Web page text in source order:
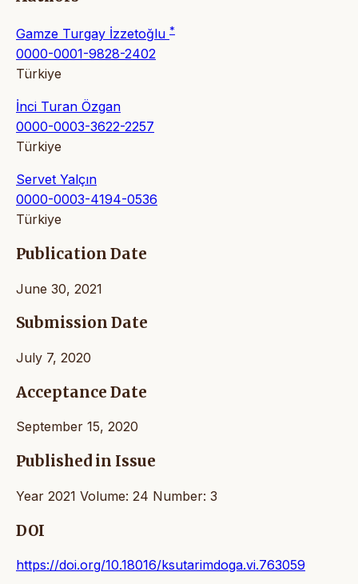
Gamze Turgay İzzetoğlu *
0000-0001-9828-2402
Türkiye
İnci Turan Özgan
0000-0003-3622-2257
Türkiye
Servet Yalçın
0000-0003-4194-0536
Türkiye
Publication Date
June 30, 2021
Submission Date
July 7, 2020
Acceptance Date
September 15, 2020
Published in Issue
Year 2021 Volume: 24 Number: 3
DOI
https://doi.org/10.18016/ksutarimdoga.vi.763059